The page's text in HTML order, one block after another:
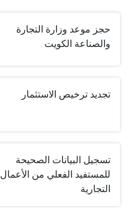
حجز موعد وزارة التجارة
والصناعة الكويت
تجديد ترخيص الاستثمار
تسجيل البيانات الصحيحة
للمستفيد الفعلي من الأعمال
التجارية